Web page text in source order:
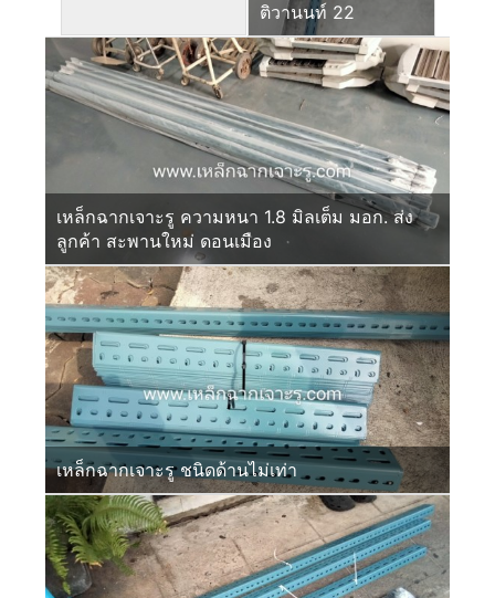
ติวานนท์ 22
เหล็กฉากเจาะรู ความหนา 1.8 มิลเต็ม มอก. ส่ง
ลูกค้า สะพานใหม่ ดอนเมือง
เหล็กฉากเจาะรู ชนิดด้านไม่เท่า